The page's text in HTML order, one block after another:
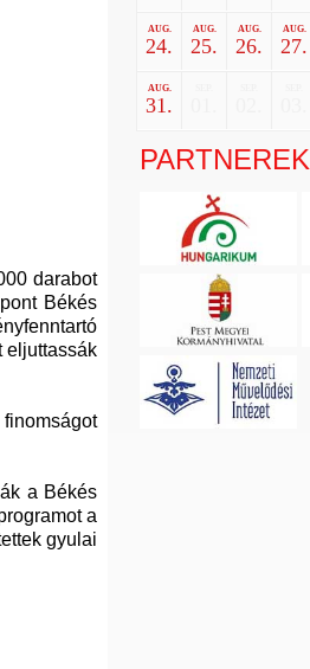
darabot
Békés
eljuttassák
a Békés
a
gyulai
AUG.
24.
AUG.
25.
AUG.
26.
AUG.
27.
AUG.
31.
PARTNEREK